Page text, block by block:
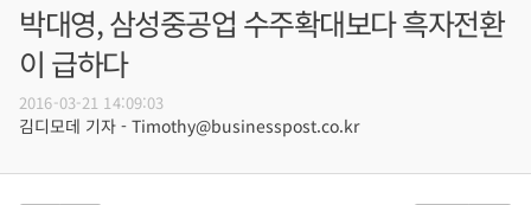
박대영, 삼성중공업 수주확대보다 흑자전환
이 급하다
2016-03-21 14:09:03
김디모데 기자 - Timothy@businesspost.co.kr